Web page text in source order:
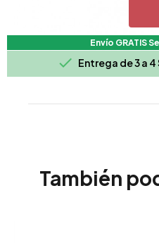
Envío GRATIS
 Entrega de 3 a
También